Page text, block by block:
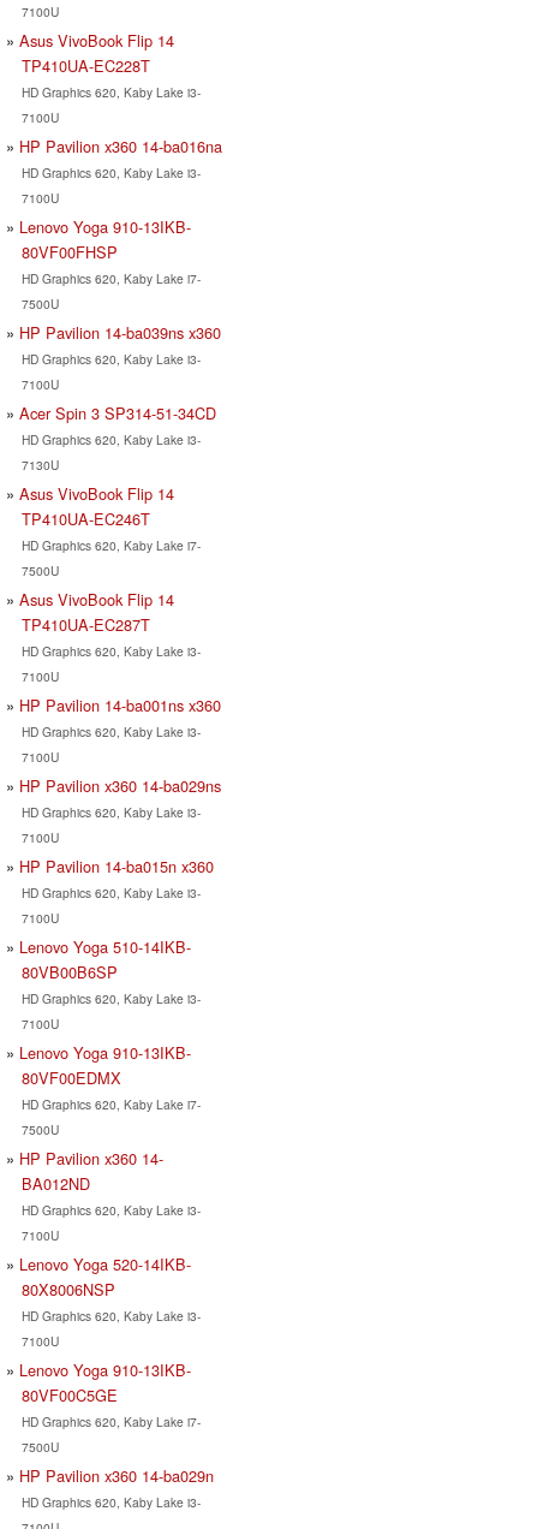
7100U
Asus VivoBook Flip 14
TP410UA-EC228T
HD Graphics 620, Kaby Lake i3-
7100U
HP Pavilion x360 14-ba016na
HD Graphics 620, Kaby Lake i3-
7100U
Lenovo Yoga 910-13IKB-
80VF00FHSP
HD Graphics 620, Kaby Lake i7-
7500U
HP Pavilion 14-ba039ns x360
HD Graphics 620, Kaby Lake i3-
7100U
Acer Spin 3 SP314-51-34CD
HD Graphics 620, Kaby Lake i3-
7130U
Asus VivoBook Flip 14
TP410UA-EC246T
HD Graphics 620, Kaby Lake i7-
7500U
Asus VivoBook Flip 14
TP410UA-EC287T
HD Graphics 620, Kaby Lake i3-
7100U
HP Pavilion 14-ba001ns x360
HD Graphics 620, Kaby Lake i3-
7100U
HP Pavilion x360 14-ba029ns
HD Graphics 620, Kaby Lake i3-
7100U
HP Pavilion 14-ba015n x360
HD Graphics 620, Kaby Lake i3-
7100U
Lenovo Yoga 510-14IKB-
80VB00B6SP
HD Graphics 620, Kaby Lake i3-
7100U
Lenovo Yoga 910-13IKB-
80VF00EDMX
HD Graphics 620, Kaby Lake i7-
7500U
HP Pavilion x360 14-
BA012ND
HD Graphics 620, Kaby Lake i3-
7100U
Lenovo Yoga 520-14IKB-
80X8006NSP
HD Graphics 620, Kaby Lake i3-
7100U
Lenovo Yoga 910-13IKB-
80VF00C5GE
HD Graphics 620, Kaby Lake i7-
7500U
HP Pavilion x360 14-ba029n
HD Graphics 620, Kaby Lake i3-